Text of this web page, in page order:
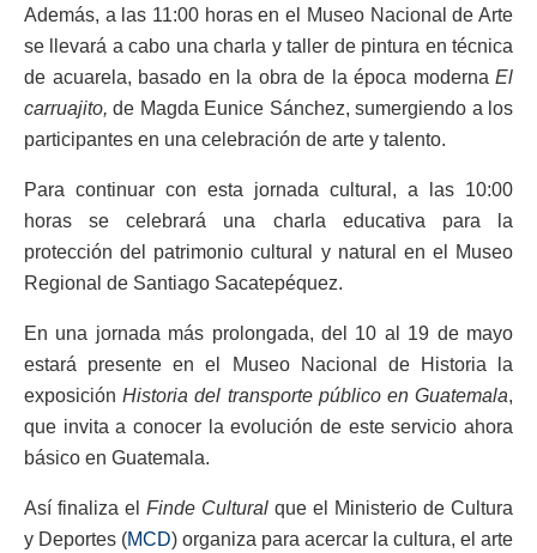
Además, a las 11:00 horas en el Museo Nacional de Arte
se llevará a cabo una charla y taller de pintura en técnica
de acuarela, basado en la obra de la época moderna El
carruajito, de Magda Eunice Sánchez, sumergiendo a los
participantes en una celebración de arte y talento.
Para continuar con esta jornada cultural, a las 10:00
horas se celebrará una charla educativa para la
protección del patrimonio cultural y natural en el Museo
Regional de Santiago Sacatepéquez.
En una jornada más prolongada, del 10 al 19 de mayo
estará presente en el Museo Nacional de Historia la
exposiciónHistoria del transporte público en Guatemala,
que invita a conocer la evolución de este servicio ahora
básico en Guatemala.
Así finaliza el Finde Cultural que el Ministerio de Cultura
y Deportes (MCD) organiza para acercar la cultura, el arte